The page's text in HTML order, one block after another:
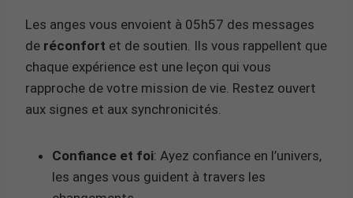
Les anges vous envoient à 05h57 des messages
de réconfort et de soutien. Ils vous rappellent que
chaque expérience est une leçon qui vous
rapproche de votre mission de vie. Restez ouvert
aux signes et aux synchronicités.
Confiance et foi: Ayez confiance en l’univers,
les anges vous guident à travers les